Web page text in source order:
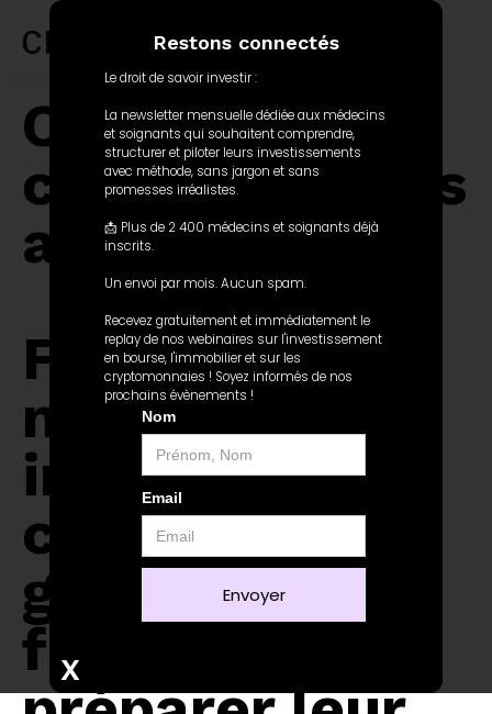
Restons connectés
Le droit de savoir investir :
La newsletter mensuelle dédiée aux médecins
et soignants qui souhaitent comprendre,
structurer et piloter leurs investissements
avec méthode, sans jargon et sans
promesses irréalistes.
📩 Plus de 2 400 médecins et soignants déjà
inscrits.
Un envoi par mois. Aucun spam.
Recevez gratuitement et immédiatement le
replay de nos webinaires sur l'investissement
en bourse, l'immobilier et sur les
cryptomonnaies ! Soyez informés de nos
prochains évènements !
Nom
Email
X
Organisez la
création de vos
actifs.
Former les
médecins à
investir
comme le 1%,
gérer leurs
finances,